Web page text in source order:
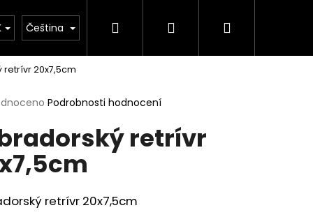
Čeština Hledat PřihlášeníNákupní
retrívr 20x7,5cm
Podrobnosti hodnocení
retrívr
retrívr 20x7,5cm